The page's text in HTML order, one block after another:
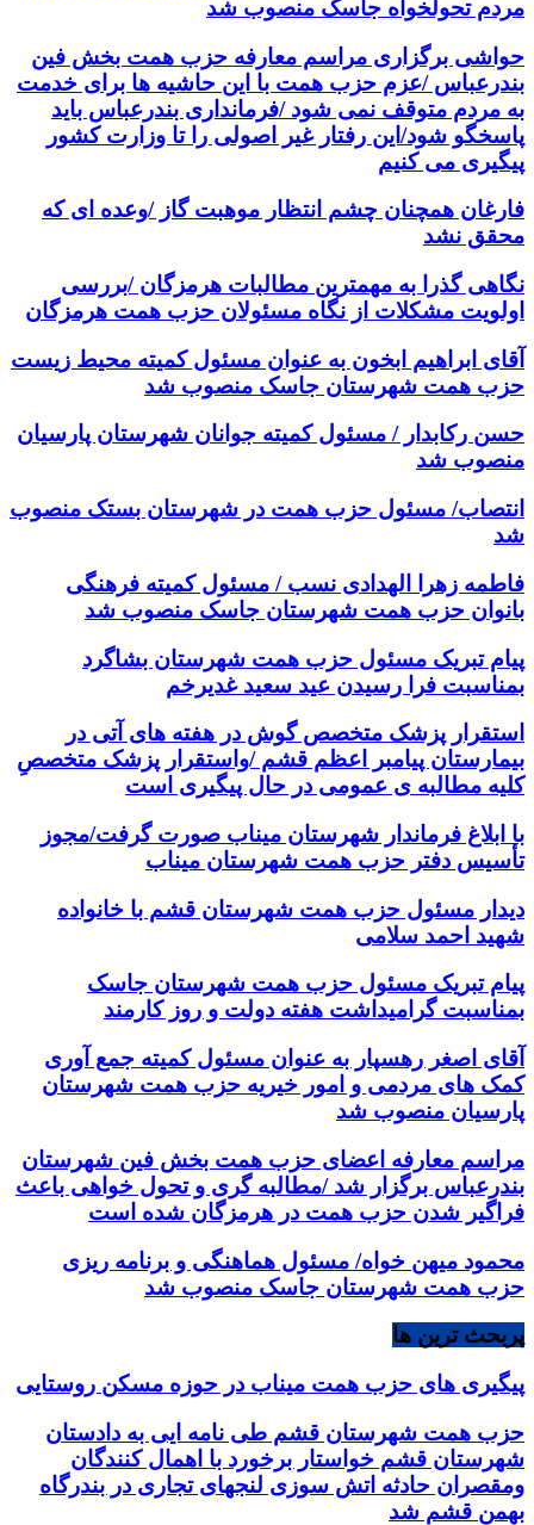
مردم تحولخواه جاسک منصوب شد
حواشی برگزاری مراسم معارفه حزب همت بخش فین
بندرعباس /عزم حزب همت با این حاشیه ها برای خدمت
به مردم متوقف نمی شود /فرمانداری بندرعباس باید
پاسخگو شود/این رفتار غیر اصولی را تا وزارت کشور
پیگیری می کنیم
فارغان همچنان چشم انتظار موهبت گاز /وعده ای که
محقق نشد
نگاهی گذرا به مهمترین مطالبات هرمزگان /بررسی
اولویت مشکلات از نگاه مسئولان حزب همت هرمزگان
آقای ابراهیم ابخون به عنوان مسئول کمیته محیط زیست
حزب همت شهرستان جاسک منصوب شد
حسن رکابدار / مسئول کمیته جوانان شهرستان پارسیان
منصوب شد
انتصاب/ مسئول حزب همت در شهرستان بستک منصوب
شد
فاطمه زهرا الهدادی نسب / مسئول کمیته فرهنگی
بانوان حزب همت شهرستان جاسک منصوب شد
پیام تبریک مسئول حزب همت شهرستان بشاگرد
بمناسبت فرا رسیدن عید سعید غدیرخم
استقرار پزشک متخصص گوش در هفته های آتی در
بیمارستان پیامبر اعظم قشم /واستقرار پزشک متخصصِ
کلیه مطالبه ی عمومی در حال پیگیری است
با ابلاغ فرماندار شهرستان میناب صورت گرفت/مجوز
تأسیس دفتر حزب همت شهرستان میناب
دیدار مسئول حزب همت شهرستان قشم با خانواده
شهید احمد سلامی
پیام تبریک مسئول حزب همت شهرستان جاسک
بمناسبت گرامیداشت هفته دولت و روز کارمند
آقای اصغر رهسپار به عنوان مسئول کمیته جمع آوری
کمک های مردمی و امور خیریه حزب همت شهرستان
پارسیان منصوب شد
مراسم معارفه اعضای حزب همت بخش فین شهرستان
بندرعباس برگزار شد /مطالبه گری و تحول خواهی باعث
فراگیر شدن حزب همت در هرمزگان شده است
محمود میهن خواه/ مسئول هماهنگی و برنامه ریزی
حزب همت شهرستان جاسک منصوب شد
پربحث ترین ها
پیگیری های حزب همت میناب در حوزه مسکن روستایی
حزب همت شهرستان قشم طی نامه ایی به دادستان
شهرستان قشم خواستار برخورد با اهمال کنندگان
ومقصران حادثه اتش سوزی لنجهای تجاری در بندرگاه
بهمن قشم شد